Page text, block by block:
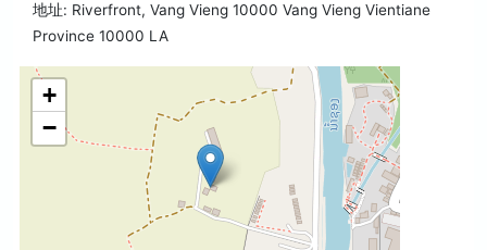
地址: Riverfront, Vang Vieng 10000 Vang Vieng Vientiane
Province 10000 LA
+
−